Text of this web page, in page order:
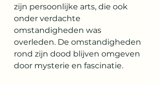
zijn persoonlijke arts, die ook
onder verdachte
omstandigheden was
overleden. De omstandigheden
rond zijn dood blijven omgeven
door mysterie en fascinatie.